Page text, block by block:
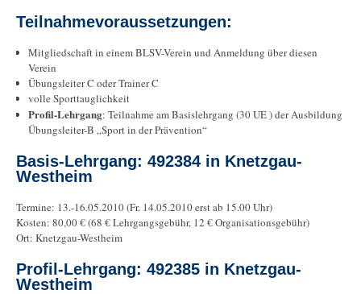
Teilnahmevoraussetzungen:
Mitgliedschaft in einem BLSV-Verein und Anmeldung über diesen
Verein
Übungsleiter C oder Trainer C
volle Sporttauglichkeit
Profil-Lehrgang: Teilnahme am Basislehrgang (30 UE ) der Ausbildung
Übungsleiter-B „Sport in der Prävention“
Basis-Lehrgang: 492384 in Knetzgau-
Westheim
Termine: 13.-16.05.2010 (Fr. 14.05.2010 erst ab 15.00 Uhr)
Kosten: 80,00 € (68 € Lehrgangsgebühr, 12 € Organisationsgebühr)
Ort: Knetzgau-Westheim
Profil-Lehrgang: 492385 in Knetzgau-
Westheim